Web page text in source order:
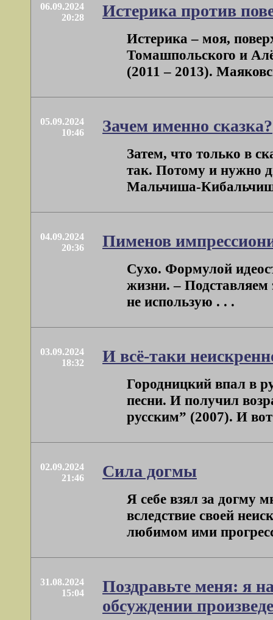
06.09.2024
20:28
Истерика против
Истерика – моя,
Томашпольского и
(2011 – 2013).
05.09.2024
10:46
Зачем именно сказка?
Затем, что только в
так. Потому и нужно
Мальчиша-
04.09.2024
20:36
Пименов
Сухо. Формулой
жизни. –
не использую . . .
03.09.2024
18:32
И всё-таки
Городницкий впал в
песни. И получил
русским” (2007). И
02.09.2024
21:46
Сила догмы
Я себе взял за догму
вследствие своей
любимом ими
31.08.2024
15:04
Поздравьте меня: я
обсуждении